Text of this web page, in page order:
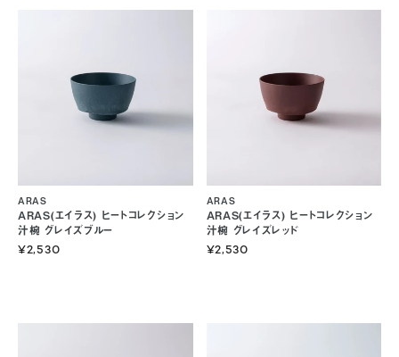
ARAS(エイラス) ヒートコレクション
汁椀 グレイズブルー
ARAS
¥2,530
ARAS(エイラス) ヒートコレクション
汁椀 グレイズレッド
ARAS
¥2,530